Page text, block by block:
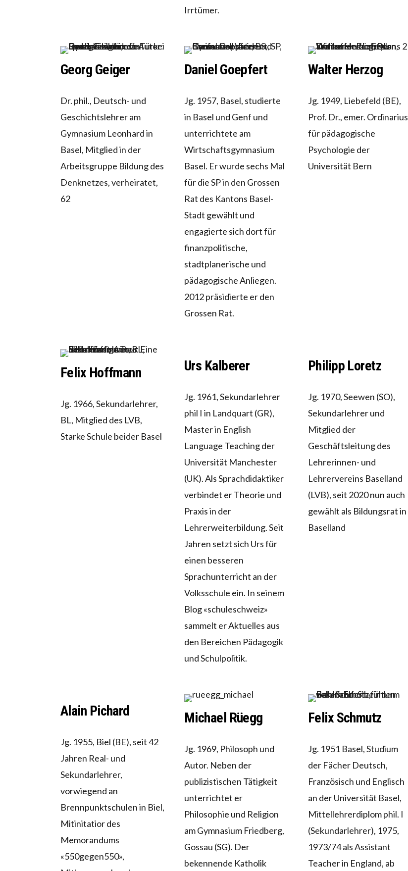
Irrtümer.
Georg Geiger
Dr. phil., Deutsch- und
Geschichtslehrer am
Gymnasium Leonhard in
Basel, Mitglied in der
Arbeitsgruppe Bildung des
Denknetzes, verheiratet,
62
Daniel Goepfert
Jg. 1957, Basel, studierte
in Basel und Genf und
unterrichtete am
Wirtschaftsgymnasium
Basel. Er wurde sechs Mal
für die SP in den Grossen
Rat des Kantons Basel-
Stadt gewählt und
engagierte sich dort für
finanzpolitische,
stadtplanerische und
pädagogische Anliegen.
2012 präsidierte er den
Grossen Rat.
Walter Herzog
Jg. 1949, Liebefeld (BE),
Prof. Dr., emer. Ordinarius
für pädagogische
Psychologie der
Universität Bern
Felix Hoffmann
Jg. 1966, Sekundarlehrer,
BL, Mitglied des LVB,
Starke Schule beider Basel
Urs Kalberer
Jg. 1961, Sekundarlehrer
phil I in Landquart (GR),
Master in English
Language Teaching der
Universität Manchester
(UK). Als Sprachdidaktiker
verbindet er Theorie und
Praxis in der
Lehrerweiterbildung. Seit
Jahren setzt sich Urs für
einen besseren
Sprachunterricht an der
Volksschule ein. In seinem
Blog «schuleschweiz»
sammelt er Aktuelles aus
den Bereichen Pädagogik
und Schulpolitik.
Philipp Loretz
Jg. 1970, Seewen (SO),
Sekundarlehrer und
Mitglied der
Geschäftsleitung des
Lehrerinnen- und
Lehrervereins Baselland
(LVB), seit 2020 nun auch
gewählt als Bildungsrat in
Baselland
Alain Pichard
Jg. 1955, Biel (BE), seit 42
Jahren Real- und
Sekundarlehrer,
vorwiegend an
Brennpunktschulen in Biel,
Mitinitatior des
Memorandums
«550gegen550»,
Michael Rüegg
Jg. 1969, Philosoph und
Autor. Neben der
publizistischen Tätigkeit
unterrichtet er
Philosophie und Religion
am Gymnasium Friedberg,
Gossau (SG). Der
bekennende Katholik
Felix Schmutz
Jg. 1951 Basel, Studium
der Fächer Deutsch,
Französisch und Englisch
an der Universität Basel,
Mittellehrerdiplom phil. I
(Sekundarlehrer), 1975,
1973/74 als Assistant
Teacher in England, ab